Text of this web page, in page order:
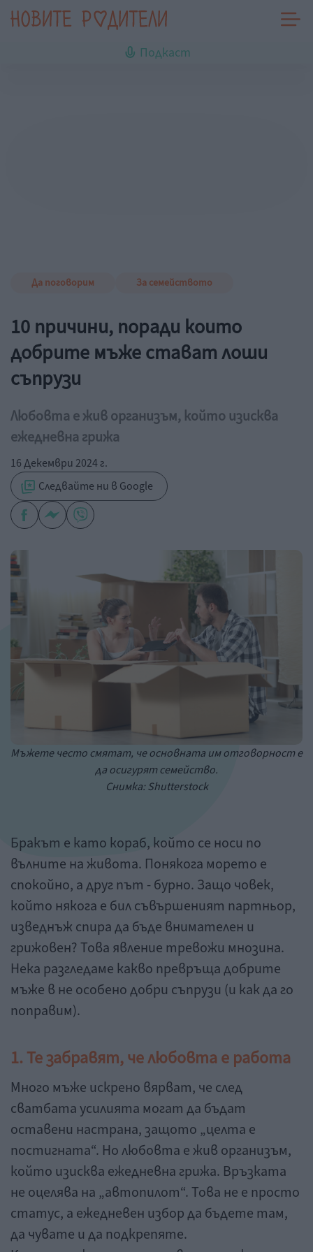
Подкаст
Да поговорим За семейството
10 причини, поради които
добрите мъже стават лоши
съпрузи
Любовта е жив организъм, който изисква
ежедневна грижа
16 Декември 2024 г.
Следвайте ни в Google
Мъжете често смятат, че основната им отговорност е
да осигурят семейство.
Снимка: Shutterstock
Бракът е като кораб, който се носи по
вълните на живота. Понякога морето е
спокойно, а друг път - бурно. Защо човек,
който някога е бил съвършеният партньор,
изведнъж спира да бъде внимателен и
грижовен? Това явление тревожи мнозина.
Нека разгледаме какво превръща добрите
мъже в не особено добри съпрузи (и как да го
поправим).
1. Те забравят, че любовта е работа
Много мъже искрено вярват, че след
сватбата усилията могат да бъдат
оставени настрана, защото „целта е
постигната“. Но любовта е жив организъм,
който изисква ежедневна грижа. Връзката
не оцелява на „автопилот“. Това не е просто
статус, а ежедневен избор да бъдете там,
да чувате и да подкрепяте.